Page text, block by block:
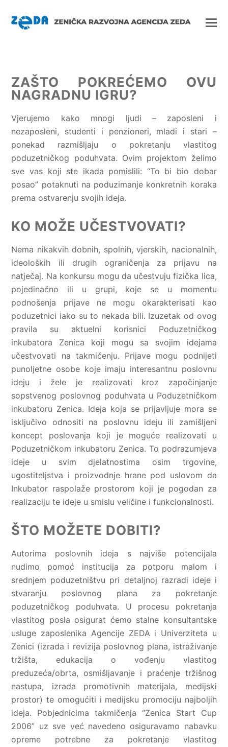
ZAŠTO POKREĆEMO OVU
NAGRADNU IGRU?
Vjerujemo kako mnogi ljudi – zaposleni i
nezaposleni, studenti i penzioneri, mladi i stari –
ponekad razmišljaju o pokretanju vlastitog
poduzetničkog poduhvata. Ovim projektom želimo
sve vas koji ste ikada pomislili: “To bi bio dobar
posao” potaknuti na poduzimanje konkretnih koraka
prema ostvarenju svojih ideja.
KO MOŽE UČESTVOVATI?
Nema nikakvih dobnih, spolnih, vjerskih, nacionalnih,
ideoloških ili drugih ograničenja za prijavu na
natječaj. Na konkursu mogu da učestvuju fizička lica,
pojedinačno ili u grupi, koje se u momentu
podnošenja prijave ne mogu okarakterisati kao
poduzetnici iako su to nekada bili. Izuzetak od ovog
pravila su aktuelni korisnici Poduzetničkog
inkubatora Zenica koji mogu sa svojim idejama
učestvovati na takmičenju. Prijave mogu podnijeti
punoljetne osobe koje imaju interesantnu poslovnu
ideju i žele je realizovati kroz započinjanje
sopstvenog poslovnog poduhvata u Poduzetničkom
inkubatoru Zenica. Ideja koja se prijavljuje mora se
isključivo odnositi na poslovnu ideju ili zamišljeni
koncept poslovanja koji je moguće realizovati u
Poduzetničkom inkubatoru Zenica. To podrazumjeva
ideje u svim djelatnostima osim trgovine,
ugostiteljstva i proizvodnje hrane pod uslovom da
Inkubator raspolaže prostorom koji je pogodan za
realizaciju te ideje u smislu veličine i funkcionalnosti.
ŠTO MOŽETE DOBITI?
Autorima poslovnih ideja s najviše potencijala
nudimo pomoć institucija za potporu malom i
srednjem poduzetništvu pri detaljnoj razradi ideje i
stvaranju poslovnog plana za pokretanje
poduzetničkog poduhvata. U procesu pokretanja
vlastitog posla osigurat ćemo stalne konsultantske
usluge zaposlenika Agencije ZEDA i Univerziteta u
Zenici (izrada i revizija poslovnog plana, istraživanje
tržišta, edukacija o vođenju vlastitog
preduzeća/obrta, osmišljavanje i praćenje tržišnog
nastupa, izrada promotivnih materijala, medijski
prostor) te omogućiti i medijsku promociju najboljih
ideja. Pobjednicima takmičenja “Zenica Start Cup
2006” uz sve već navedeno osiguravamo nabavku
opreme potrebne za pokretanje vlastitog